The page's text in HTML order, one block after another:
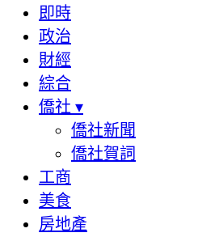
即時
政治
財經
綜合
僑社 ▾
僑社新聞
僑社賀詞
工商
美食
房地產